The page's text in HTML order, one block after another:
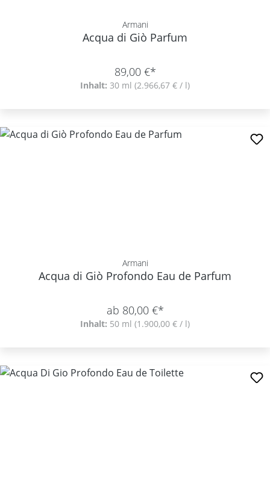
Armani
Acqua di Giò Parfum
89,00 €*
Inhalt: 30 ml (2.966,67 € / l)
Armani
Acqua di Giò Profondo Eau de Parfum
ab 80,00 €*
Inhalt: 50 ml (1.900,00 € / l)